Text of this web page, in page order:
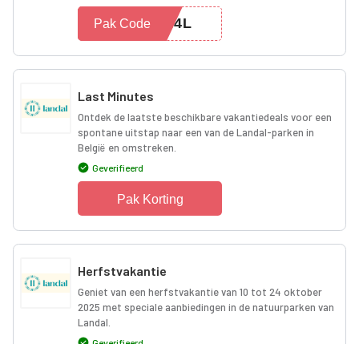
D24L
Pak Code
Last Minutes
Ontdek de laatste beschikbare vakantiedeals voor een
spontane uitstap naar een van de Landal-parken in
België en omstreken.
Geverifieerd
Pak Korting
Herfstvakantie
Geniet van een herfstvakantie van 10 tot 24 oktober
2025 met speciale aanbiedingen in de natuurparken van
Landal.